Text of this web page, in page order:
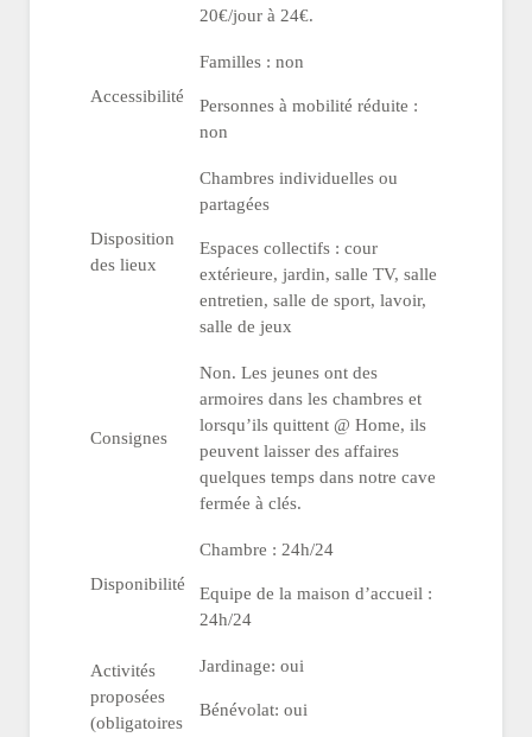
20€/jour à 24€.
Accessibilité
Familles : non
Personnes à mobilité réduite :
non
Disposition
des lieux
Chambres individuelles ou
partagées
Espaces collectifs : cour
extérieure, jardin, salle TV, salle
entretien, salle de sport, lavoir,
salle de jeux
Consignes
Non. Les jeunes ont des
armoires dans les chambres et
lorsqu’ils quittent @ Home, ils
peuvent laisser des affaires
quelques temps dans notre cave
fermée à clés.
Disponibilité
Chambre : 24h/24
Equipe de la maison d’accueil :
24h/24
Activités
proposées
(obligatoires
Jardinage: oui
Bénévolat: oui